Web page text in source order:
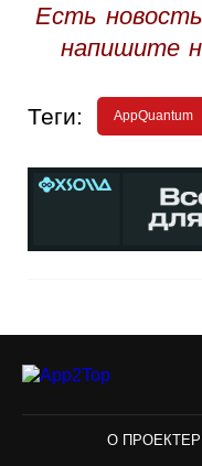
Есть
напишите
Теги: AppQuantum
О ПРОЕКТЕ